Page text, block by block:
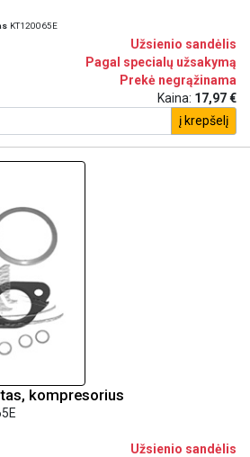
KT120065E
Užsienio sandėlis
Pagal specialų užsakymą
Prekė negrąžinama
Kaina: 17,97 €
į krepšelį
kompresorius
Užsienio sandėlis